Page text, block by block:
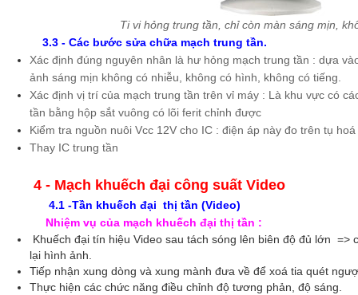
Ti vi hỏng trung tần, chỉ còn màn sáng mịn,
3.3 - Các bước sửa chữa mạch trung tần.
Xác định đúng nguyên nhân là hư hỏng mạch trung tần : dựa
ảnh sáng mịn không có nhiễu, không có hình, không có tiếng.
Xác định vị trí của mạch trung tần trên vỉ máy : Là khu vực có
tần bằng hộp sắt vuông có lõi ferit chỉnh được
Kiểm tra nguồn nuôi Vcc 12V cho IC : điện áp này đo trên tụ
Thay IC trung tần
4 - Mạch khuếch đại công suất Video
4.1 -Tần khuếch đại thị tần (Video)
Nhiệm vụ của mạch khuếch đại thị tần :
Khuếch đại tín hiệu Video sau tách sóng lên biên độ đủ lớn =>
lại hình ảnh.
Tiếp nhận xung dòng và xung mành đưa về để xoá tia quét
Thực hiện các chức năng điều chỉnh độ tương phản, độ sáng.